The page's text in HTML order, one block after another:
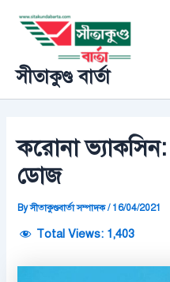
content
সীতাকুণ্ড বার্তা
করোনা
ডোজ
Byসীতাকুণ্ডবার্তা সম্পাদক/ 16/04/2021
Total Views: 1,403
navigation